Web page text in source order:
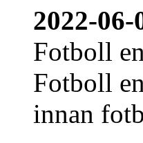
2022-06-
Fotboll
Fotboll
innan